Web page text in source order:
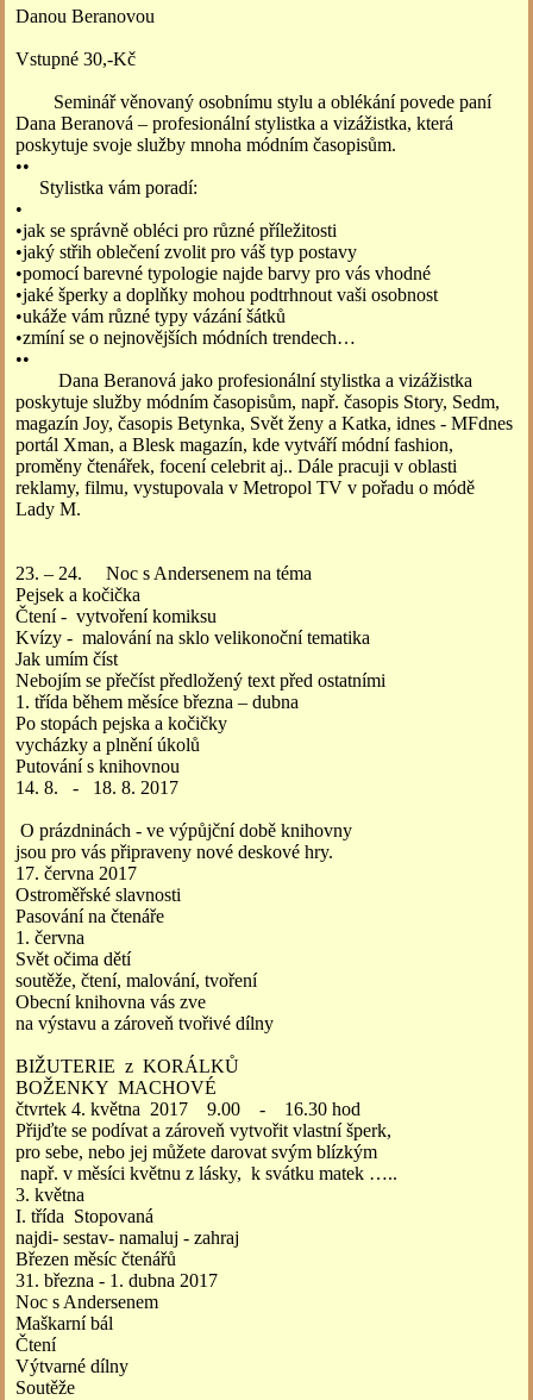
Danou Beranovou
Vstupné 30,-Kč
Seminář věnovaný osobnímu stylu a oblékání povede paní
Dana Beranová – profesionální stylistka a vizážistka, která
poskytuje svoje služby mnoha módním časopisům.
••
Stylistka vám poradí:
•
•jak se správně obléci pro různé příležitosti
•jaký střih oblečení zvolit pro váš typ postavy
•pomocí barevné typologie najde barvy pro vás vhodné
•jaké šperky a doplňky mohou podtrhnout vaši osobnost
•ukáže vám různé typy vázání šátků
•zmíní se o nejnovějších módních trendech…
••
Dana Beranová jako profesionální stylistka a vizážistka
poskytuje služby módním časopisům, např. časopis Story, Sedm,
magazín Joy, časopis Betynka, Svět ženy a Katka, idnes - MFdnes
portál Xman, a Blesk magazín, kde vytváří módní fashion,
proměny čtenářek, focení celebrit aj.. Dále pracuji v oblasti
reklamy, filmu, vystupovala v Metropol TV v pořadu o módě
Lady M.
23. – 24. Noc s Andersenem na téma
Pejsek a kočička
Čtení - vytvoření komiksu
Kvízy - malování na sklo velikonoční tematika
Jak umím číst
Nebojím se přečíst předložený text před ostatními
1. třída během měsíce března – dubna
Po stopách pejska a kočičky
vycházky a plnění úkolů
Putování s knihovnou
14. 8. - 18. 8. 2017
O prázdninách - ve výpůjční době knihovny
jsou pro vás připraveny nové deskové hry.
17. června 2017
Ostroměřské slavnosti
Pasování na čtenáře
1. června
Svět očima dětí
soutěže, čtení, malování, tvoření
Obecní knihovna vás zve
na výstavu a zároveň tvořivé dílny
BIŽUTERIE z KORÁLKŮ
BOŽENKY MACHOVÉ
čtvrtek 4. května 2017 9.00 - 16.30 hod
Přijďte se podívat a zároveň vytvořit vlastní šperk,
pro sebe, nebo jej můžete darovat svým blízkým
např. v měsíci květnu z lásky, k svátku matek …..
3. května
I. třída Stopovaná
najdi- sestav- namaluj - zahraj
Březen měsíc čtenářů
31. března - 1. dubna 2017
Noc s Andersenem
Maškarní bál
Čtení
Výtvarné dílny
Soutěže